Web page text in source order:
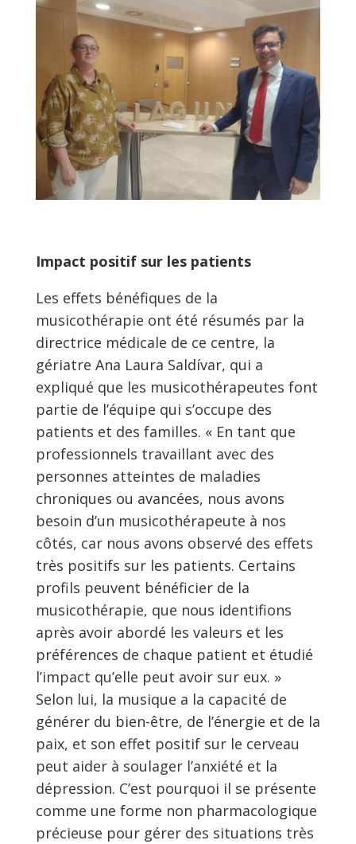
Impact positif sur les patients
Les effets bénéfiques de la
musicothérapie ont été résumés par la
directrice médicale de ce centre, la
gériatre Ana Laura Saldívar, qui a
expliqué que les musicothérapeutes font
partie de l’équipe qui s’occupe des
patients et des familles. « En tant que
professionnels travaillant avec des
personnes atteintes de maladies
chroniques ou avancées, nous avons
besoin d’un musicothérapeute à nos
côtés, car nous avons observé des effets
très positifs sur les patients. Certains
profils peuvent bénéficier de la
musicothérapie, que nous identifions
après avoir abordé les valeurs et les
préférences de chaque patient et étudié
l’impact qu’elle peut avoir sur eux. »
Selon lui, la musique a la capacité de
générer du bien-être, de l’énergie et de la
paix, et son effet positif sur le cerveau
peut aider à soulager l’anxiété et la
dépression. C’est pourquoi il se présente
comme une forme non pharmacologique
précieuse pour gérer des situations très